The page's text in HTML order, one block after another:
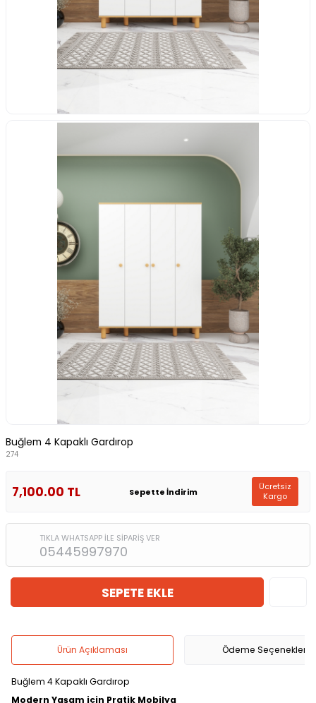
Buğlem 4 Kapaklı Gardırop
274
7,100.00 TL Sepette İndirim
Ücretsiz
Kargo
TIKLA WHATSAPP İLE SİPARİŞ VER
05445997970
SEPETE EKLE
Ürün Açıklaması Ödeme Seçenekleri
Buğlem 4 Kapaklı Gardırop
Modern Yaşam için Pratik Mobilya